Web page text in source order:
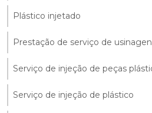
Plástico injetado
Prestação de serviço de
Serviço de injeção de peças
Serviço de injeção de plástico